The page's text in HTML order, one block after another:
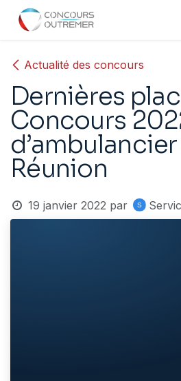
Se rendre au contenu
Actualité des concours
Dernières
Concours
d’ambulancier
Réunion
19 janvier 2022 par